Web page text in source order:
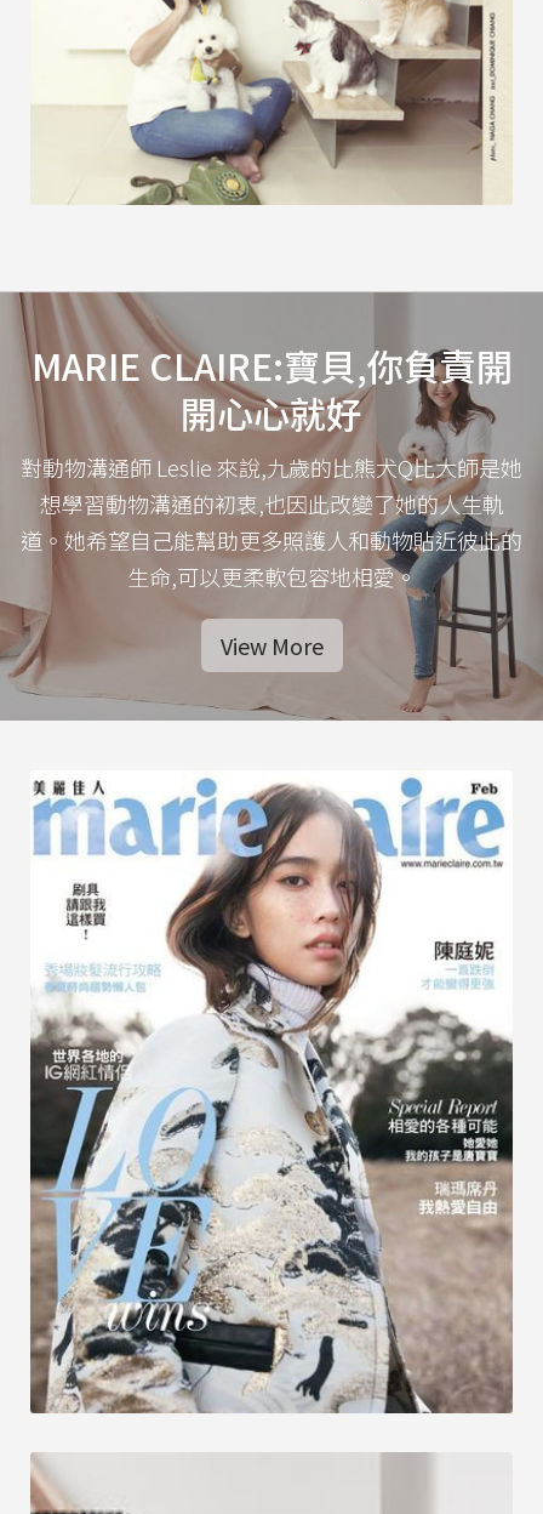
MARIE CLAIRE:寶貝,你負責開
開心心就好
對動物溝通師 Leslie 來說,九歲的比熊犬Q比大師是她
想學習動物溝通的初衷,也因此改變了她的人生軌
道。她希望自己能幫助更多照護人和動物貼近彼此的
生命,可以更柔軟包容地相愛。
View More